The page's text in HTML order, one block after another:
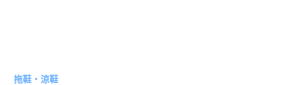
拖鞋・涼鞋